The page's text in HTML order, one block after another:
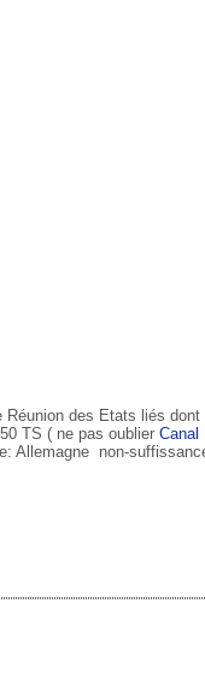
des Etats liés dont
TS ( ne pas oublier Canal
Allemagne non-